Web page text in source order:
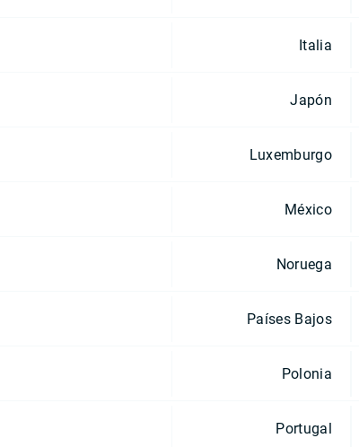
Italia
Japón
Luxemburgo
México
Noruega
Países Bajos
Polonia
Portugal